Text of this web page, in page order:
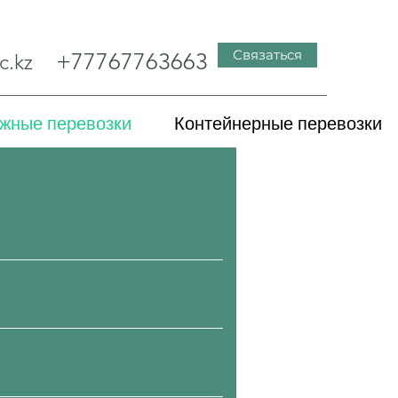
+77767763663 Связаться
перевозки Контейнерные перевозки